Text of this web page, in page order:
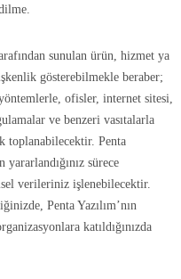
sunulan ürün, hizmet ya
gösterebilmekle beraber;
ofisler, internet sitesi,
ve benzeri vasıtalarla
toplanabilecektir. Penta
yararlandığınız sürece
verileriniz işlenebilecektir.
Penta Yazılım’nın
katıldığınızda